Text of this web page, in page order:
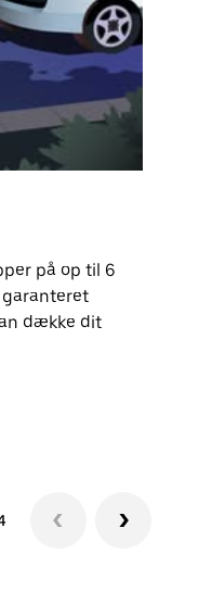
på op til 6
garanteret
dække dit